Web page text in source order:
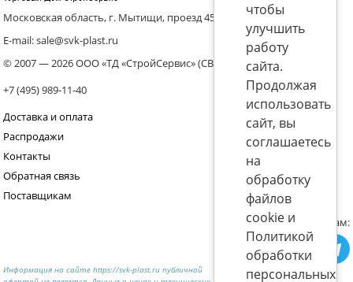
Московская область, г. Мытищи, проезд 4536 владение 8, стр.10
E-mail: sale@svk-plast.ru
© 2007 — 2026 ООО «ТД «СтройСервис» (СВК)
+7 (495) 989-11-40
Доставка и оплата
Распродажи
Контакты
Обратная связь
Поставщикам
Присоединяйтесь к нам:
Информация на сайте https://svk-plast.ru публичной
чтобы
улучшить
работу
сайта.
Продолжая
использовать
сайт, вы
соглашаетесь
на
обработку
файлов
cookie и
Политикой
обработки
персональных